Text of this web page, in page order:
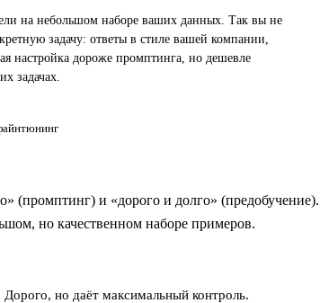
на небольшом наборе ваших данных. Так вы не
задачу: ответы в стиле вашей компании,
настройка дороже промптинга, но дешевле
задачах.
(промптинг) и «дорого и долго» (предобучение).
но качественном наборе примеров.
но даёт максимальный контроль.